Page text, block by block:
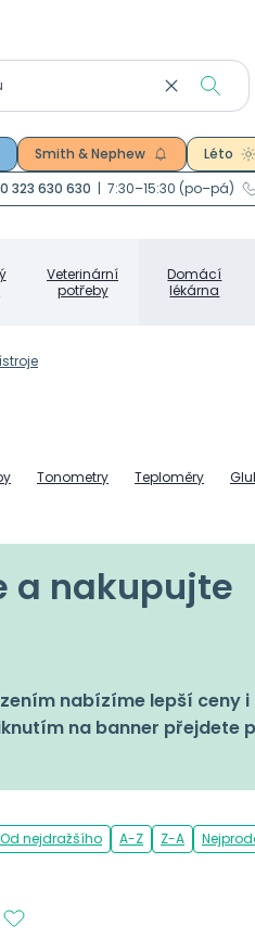
Veterinární
potřeby
Domácí
lékárna
Smith & Nephew Léto
323 630 630
7:30–15:30 (po–pá)
Tonometry Teploměry
a nakupujte
nabízíme lepší ceny
na banner přejdete
Od nejdražšího A-Z Z-A